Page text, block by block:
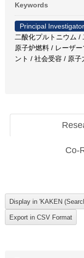
Keywords
Principal Investigator
二酸化プルトニウム
原子炉燃料 / レーザ
ント / 社会受容 / 原
Co-